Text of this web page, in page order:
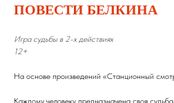
ПОВЕСТИ БЕЛКИНА
Игра судьбы в 2-х действиях
12+
На основе произведений «Станционный
Каждому человеку предназначена своя